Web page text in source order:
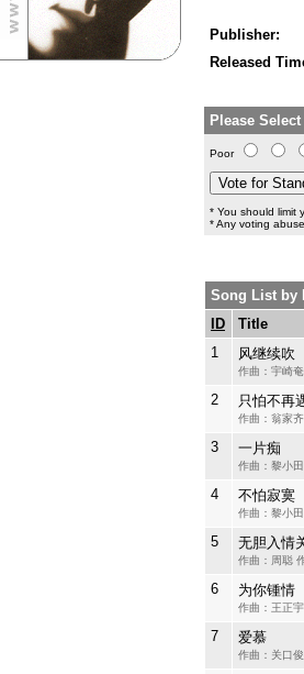
Publisher:
Released
Please Select
Poor
* You should limit
* Any voting
Song List by
ID
Title
1
风继续吹
作曲：宇崎
2 只怕不再
作曲：翁家
3 一片痴
作曲：黎小
4 不怕寂寞
作曲：黎小
5 无胆入情
作曲：周聪
6 为你锺情
作曲：王正
7 爱慕
作曲：关口